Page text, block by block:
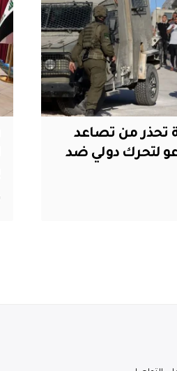
تحذر من تصاعد
لتحرك دولي ضد